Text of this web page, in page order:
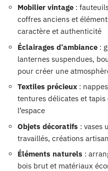
Mobilier vintage :
coffres anciens et
caractère et authenticité
Éclairages d’ambiance :
lanternes suspendues,
pour créer une
Textiles précieux :
tentures délicates et
l’espace
Objets décoratifs : vases
travaillés, créations
Éléments naturels :
bois brut et matériaux